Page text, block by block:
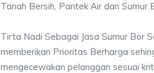
Tanah Bersih, Pantek Air dan Sumur
Tirta Nadi Sebagai Jasa Sumur Bor
memberikan Prioritas Berharga
mengecewakan pelanggan sesuai